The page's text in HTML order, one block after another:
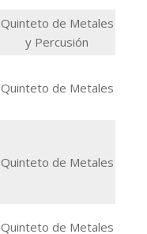
Quinteto de Metales
y Percusión
Quinteto de Metales
Quinteto de Metales
Quinteto de Metales